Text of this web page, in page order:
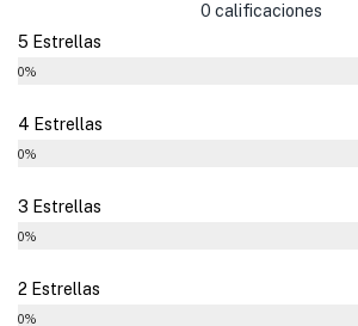
0 calificaciones
5 Estrellas
0%
4 Estrellas
0%
3 Estrellas
0%
2 Estrellas
0%